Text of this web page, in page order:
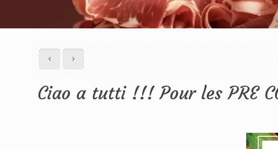
Ciao a tutti !!! Pour les PRE